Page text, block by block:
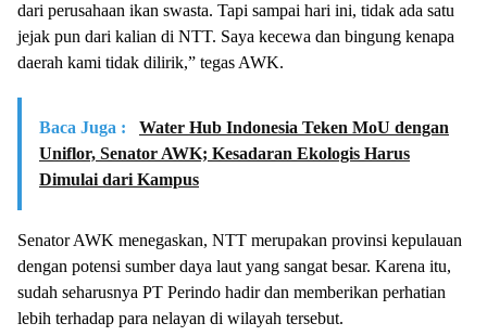
dari perusahaan ikan swasta. Tapi sampai hari ini, tidak ada satu
jejak pun dari kalian di NTT. Saya kecewa dan bingung kenapa
daerah kami tidak dilirik,” tegas AWK.
Baca Juga :
Water Hub Indonesia Teken MoU dengan
Uniflor, Senator AWK; Kesadaran Ekologis Harus
Dimulai dari Kampus
Senator AWK menegaskan, NTT merupakan provinsi kepulauan
dengan potensi sumber daya laut yang sangat besar. Karena itu,
sudah seharusnya PT Perindo hadir dan memberikan perhatian
lebih terhadap para nelayan di wilayah tersebut.